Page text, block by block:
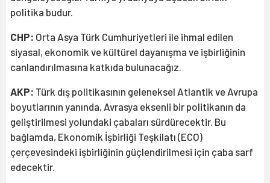
politika budur.
CHP: Orta Asya Türk Cumhuriyetleri ile ihmal edilen
siyasal, ekonomik ve kültürel dayanışma ve işbirliğinin
canlandırılmasına katkıda bulunacağız.
AKP: Türk dış politikasının geleneksel Atlantik ve Avrupa
boyutlarının yanında, Avrasya eksenli bir politikanın da
geliştirilmesi yolundaki çabaları sürdürecektir. Bu
bağlamda, Ekonomik İşbirliği Teşkilatı (ECO)
çerçevesindeki işbirliğinin güçlendirilmesi için çaba sarf
edecektir.